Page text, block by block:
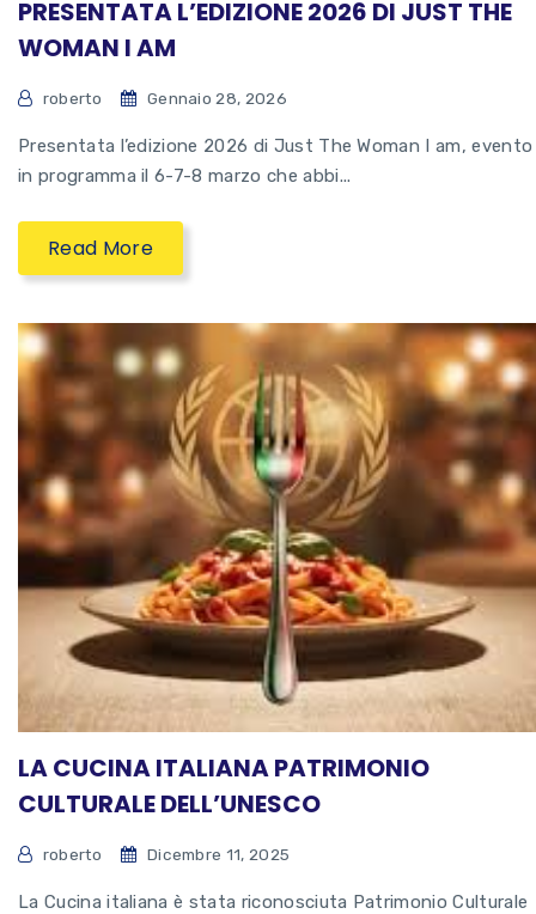
PRESENTATA L’EDIZIONE 2026 DI JUST THE
WOMAN I AM
roberto Gennaio 28, 2026
Presentata l’edizione 2026 di Just The Woman I am, evento
in programma il 6-7-8 marzo che abbi...
Read More
LA CUCINA ITALIANA PATRIMONIO
CULTURALE DELL’UNESCO
roberto Dicembre 11, 2025
La Cucina italiana è stata riconosciuta Patrimonio Culturale